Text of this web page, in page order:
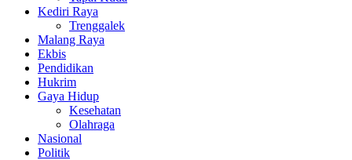
Kediri Raya
Trenggalek
Malang Raya
Ekbis
Pendidikan
Hukrim
Gaya Hidup
Kesehatan
Olahraga
Nasional
Politik